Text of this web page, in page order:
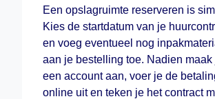
Een opslagruimte reserveren is
Kies de startdatum van je
en voeg eventueel nog
aan je bestelling toe. Nadien maak
een account aan, voer je de
online uit en teken je het contract